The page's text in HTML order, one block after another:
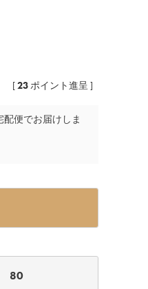
[23ポイント進呈 ]
配便でお届けしま
80